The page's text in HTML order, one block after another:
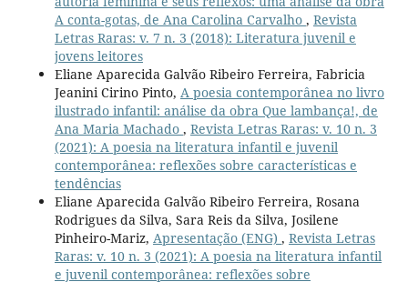
A conta-gotas, de Ana Carolina Carvalho , Revista
Letras Raras: v. 7 n. 3 (2018): Literatura juvenil e
jovens leitores
Eliane Aparecida Galvão Ribeiro Ferreira, Fabricia
Jeanini Cirino Pinto, A poesia contemporânea no livro
ilustrado infantil: análise da obra Que lambança!, de
Ana Maria Machado , Revista Letras Raras: v. 10 n. 3
(2021): A poesia na literatura infantil e juvenil
contemporânea: reflexões sobre características e
tendências
Eliane Aparecida Galvão Ribeiro Ferreira, Rosana
Rodrigues da Silva, Sara Reis da Silva, Josilene
Pinheiro-Mariz, Apresentação (ENG) , Revista Letras
Raras: v. 10 n. 3 (2021): A poesia na literatura infantil
e juvenil contemporânea: reflexões sobre